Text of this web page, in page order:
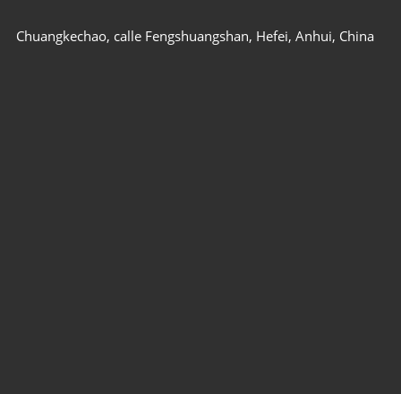
Chuangkechao, calle Fengshuangshan, Hefei, Anhui, China